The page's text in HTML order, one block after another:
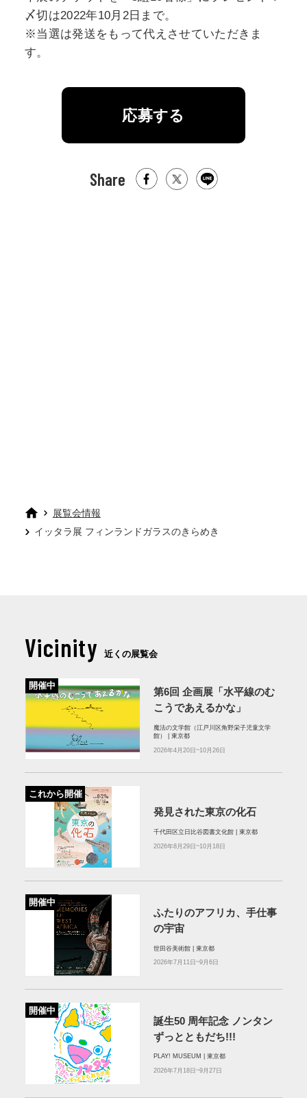
〆切は2022年10月2日まで。
※当選は発送をもって代えさせていただきま
す。
応募する
Share
展覧会情報
イッタラ展 フィンランドガラスのきらめき
Vicinity 近くの展覧会
開催中
第6回 企画展「水平線のむ
こうであえるかな」
魔法の文学館（江戸川区角野栄子児童文学
館） | 東京都
2026年4月20日~10月26日
これから開催
発見された東京の化石
千代田区立日比谷図書文化館 | 東京都
2026年8月29日~10月18日
開催中
ふたりのアフリカ、手仕事
の宇宙
世田谷美術館 | 東京都
2026年7月11日~9月6日
開催中
誕⽣50 周年記念 ノンタン
ずっとともだち!!!
PLAY! MUSEUM | 東京都
2026年7月18日~9月27日